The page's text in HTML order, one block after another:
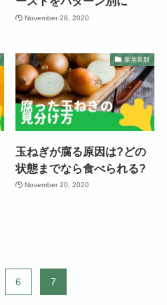
November 28, 2020
葉茎菜類
玉ねぎが腐る原因は?どの
状態までなら食べられる?
November 20, 2020
6 7